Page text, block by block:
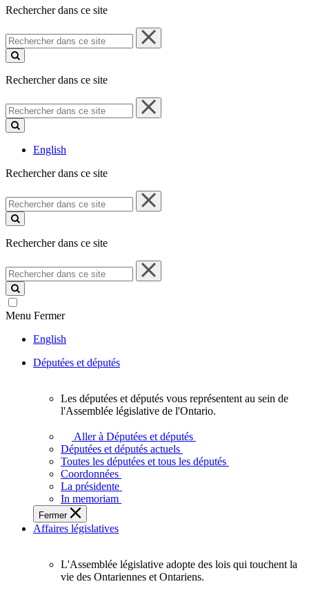
Rechercher dans ce site
Rechercher
dans
ce
Rechercher dans ce site
Rechercher
dans
ce
English
Rechercher dans ce site
Rechercher
dans
ce
Rechercher dans ce site
Rechercher
dans
ce
site
Menu Fermer
English
Députées et députés
députés
vous
représentent
sein
de
l'Assemblée
législative
l'Ontario.
Les députées et députés vous représentent au sein de
l'Assemblée législative de l'Ontario.
Aller à Députées et députés
Députées et députés actuels
Toutes les députées et tous les députés
Coordonnées
La présidente
In memoriam
Fermer
Affaires législatives
L'Assemblée
L'Assemblée législative adopte des lois qui touchent la
vie des Ontariennes et Ontariens.